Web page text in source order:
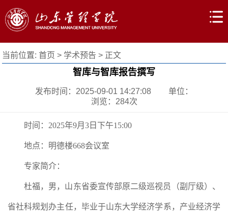
当前位置: 首页 > 学术预告 > 正文
智库与智库报告撰写
发布时间：2025-09-01 14:27:08
单位：
浏览： 284次
时间：2025年9月3日下午15:00
地点：明德楼668会议室
专家简介：
杜福，男，山东省委宣传部原二级巡视员（副厅级）、
省社科规划办主任，毕业于山东大学经济学系，产业经济学